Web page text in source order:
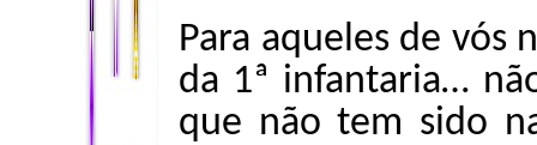
Para aqueles de vós
da 1ª infantaria…
que não tem sido